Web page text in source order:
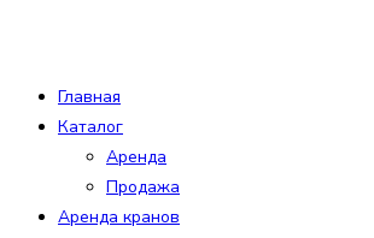
Главная
Каталог
Аренда
Продажа
Аренда кранов